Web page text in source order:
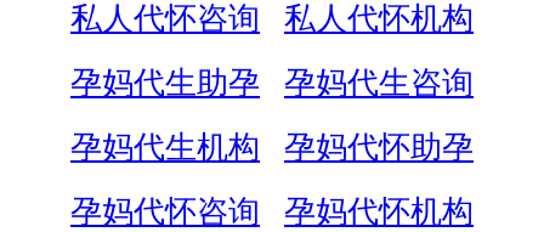
私人代怀咨询
私人代怀机构
孕妈代生助孕
孕妈代生咨询
孕妈代生机构
孕妈代怀助孕
孕妈代怀咨询
孕妈代怀机构